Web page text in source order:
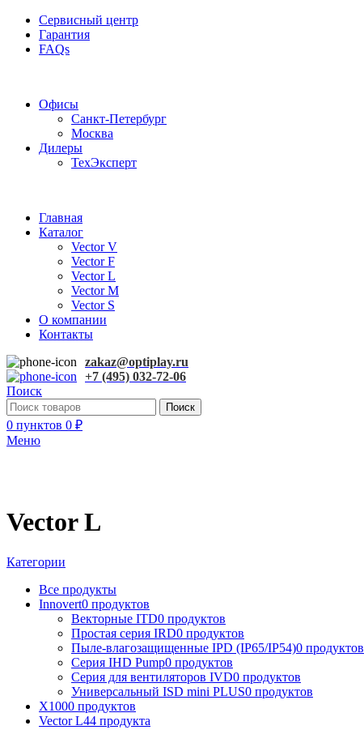
Сервисный центр
Гарантия
FAQs
Офисы
Санкт-Петербург
Москва
Дилеры
ТехЭксперт
Главная
Каталог
Vector V
Vector F
Vector L
Vector M
Vector S
О компании
Контакты
zakaz@optiplay.ru
+7 (495) 032-72-06
Поиск
Поиск
0 пунктов 0 ₽
Меню
Vector L
Категории
Все продукты
Innovert0 продуктов
Векторные ITD0 продуктов
Простая серия IRD0 продуктов
Пыле-влагозащищенные IPD (IP65/IP54)0 продуктов
Серия IHD Pump0 продуктов
Серия для вентиляторов IVD0 продуктов
Универсальный ISD mini PLUS0 продуктов
X1000 продуктов
Vector L44 продукта